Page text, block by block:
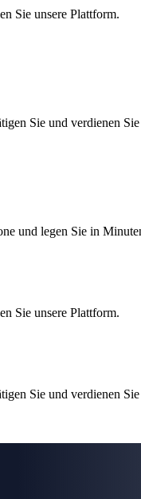
Sie unsere Plattform.
Sie und verdienen
und legen Sie in
Sie unsere Plattform.
Sie und verdienen